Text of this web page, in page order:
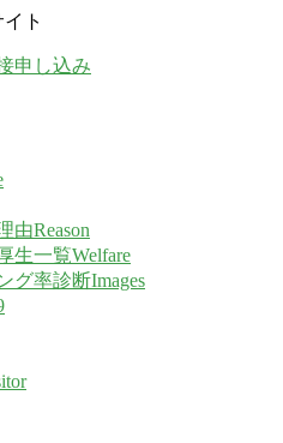
ト
由Reason
生一覧Welfare
グ率診断Images